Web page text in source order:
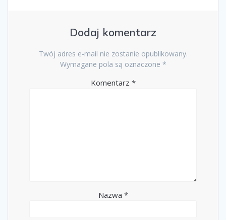
Dodaj komentarz
Twój adres e-mail nie zostanie opublikowany.
Wymagane pola są oznaczone *
Komentarz *
Nazwa *